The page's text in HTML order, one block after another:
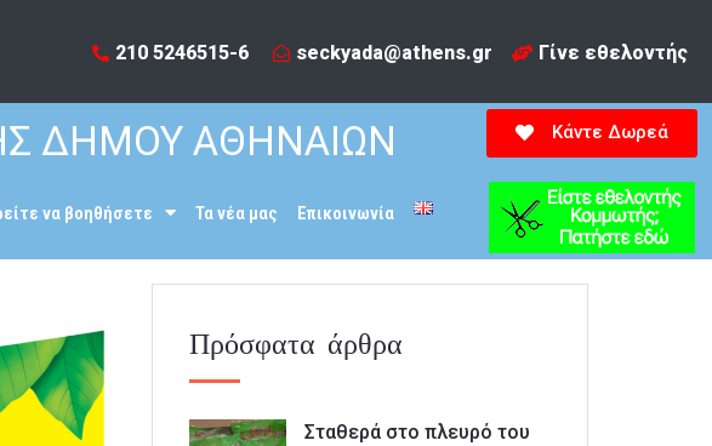
210 5246515-6​ seckyada@athens.gr Γίνε εθελοντής
ΔΗΜΟΥ ΑΘΗΝΑΙΩΝ
να βοηθήσετε Τα νέα μας Επικοινωνία
Κάντε Δωρεά
Πρόσφατα άρθρα
Σταθερά στο πλευρό του